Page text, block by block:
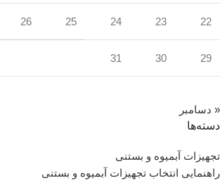
22
23
24
25
26
29
30
31
« دسامبر
دسته‌ها
تجهیزات آبمیوه و بستنی
راهنمایی انتخاب تجهیزات آبمیوه و بستنی